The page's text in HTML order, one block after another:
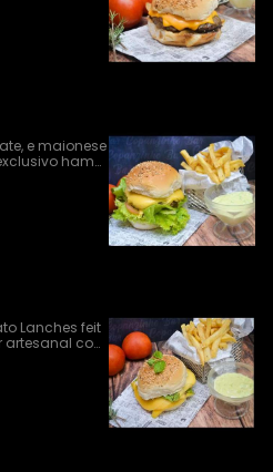
e maionese
hamb
Lanches feit
com